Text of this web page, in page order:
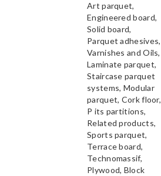
Art parquet,
Engineered board,
Solid board,
Parquet adhesives,
Varnishes and Oils,
Laminate parquet,
Staircase parquet
systems, Modular
parquet, Cork floor,
P its partitions,
Related products,
Sports parquet,
Terrace board,
Technomassif,
Plywood, Block